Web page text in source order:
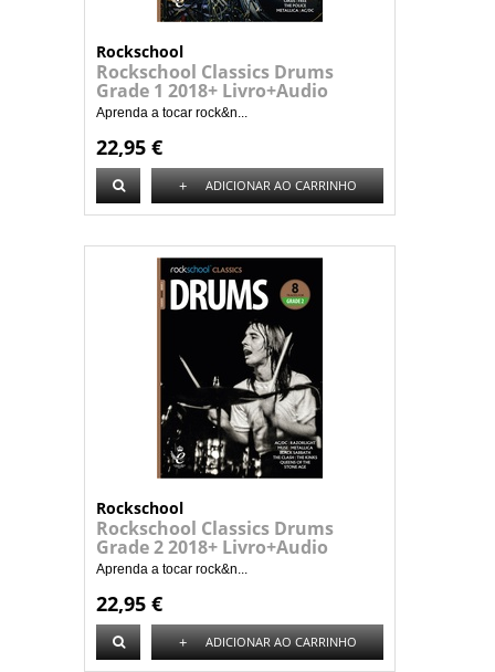
Rockschool
Rockschool Classics Drums
Grade 1 2018+ Livro+Audio
Aprenda a tocar rock&n...
22,95 €
+ ADICIONAR AO CARRINHO
Rockschool
Rockschool Classics Drums
Grade 2 2018+ Livro+Audio
Aprenda a tocar rock&n...
22,95 €
+ ADICIONAR AO CARRINHO